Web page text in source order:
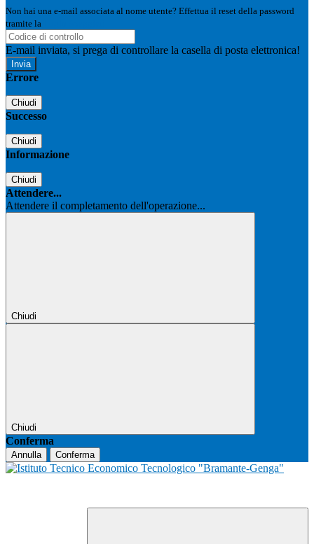
Non hai una e-mail associata al nome utente? Effettua il reset della password
tramite la
E-mail inviata, si prega di controllare la casella di posta elettronica!
Errore
Chiudi
Successo
Chiudi
Informazione
Chiudi
Attendere...
Attendere il completamento dell'operazione...
Chiudi
Chiudi
Conferma
Annulla Conferma